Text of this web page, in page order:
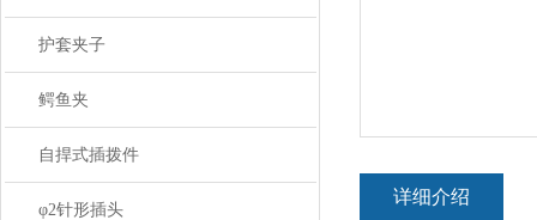
护套夹子
鳄鱼夹
自捍式插拨件
φ2针形插头
详细介绍